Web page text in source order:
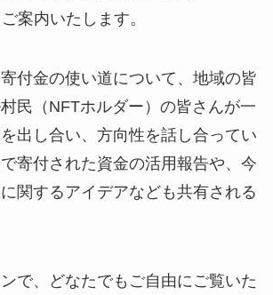
案内いたします。
付金の使い道について、地域の皆
民（NFTホルダー）の皆さんが一
出し合い、方向性を話し合ってい
寄付された資金の活用報告や、今
関するアイデアなども共有される
で、どなたでもご自由にご覧いた